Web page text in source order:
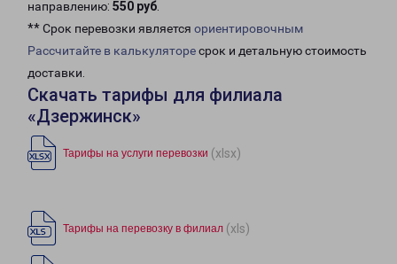
направлению: 550 руб.
** Срок перевозки является ориентировочным
Рассчитайте в калькуляторесрок и детальную стоимость
доставки.
Скачать тарифы для филиала
«Дзержинск»
Тарифы на услуги перевозки (xlsx)
Тарифы на перевозку в филиал (xls)